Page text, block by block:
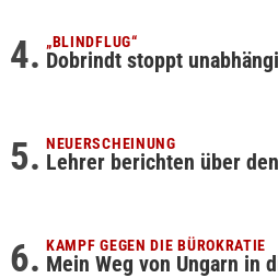
„BLINDFLUG“
Dobrindt stoppt
NEUERSCHEINUNG
Lehrer berichten über
KAMPF GEGEN DIE BÜROKRATIE
Mein Weg von Ungarn in